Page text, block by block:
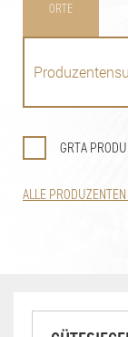
ORTE
GRTA
ALLE